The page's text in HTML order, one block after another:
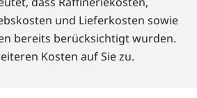
und Lieferkosten sowie
bereits berücksichtigt wurden.
Kosten auf Sie zu.